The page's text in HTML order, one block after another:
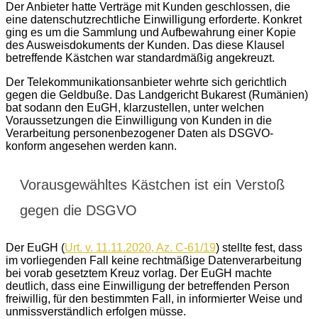
Der Anbieter hatte Verträge mit Kunden geschlossen, die
eine datenschutzrechtliche Einwilligung erforderte. Konkret
ging es um die Sammlung und Aufbewahrung einer Kopie
des Ausweisdokuments der Kunden. Das diese Klausel
betreffende Kästchen war standardmäßig angekreuzt.
Der Telekommunikationsanbieter wehrte sich gerichtlich
gegen die Geldbuße. Das Landgericht Bukarest (Rumänien)
bat sodann den EuGH, klarzustellen, unter welchen
Voraussetzungen die Einwilligung von Kunden in die
Verarbeitung personenbezogener Daten als DSGVO-
konform angesehen werden kann.
Vorausgewähltes Kästchen ist ein Verstoß
gegen die DSGVO
Der EuGH (Urt. v. 11.11.2020, Az. C-61/19) stellte fest, dass
im vorliegenden Fall keine rechtmäßige Datenverarbeitung
bei vorab gesetztem Kreuz vorlag. Der EuGH machte
deutlich, dass eine Einwilligung der betreffenden Person
freiwillig, für den bestimmten Fall, in informierter Weise und
unmissverständlich erfolgen müsse.